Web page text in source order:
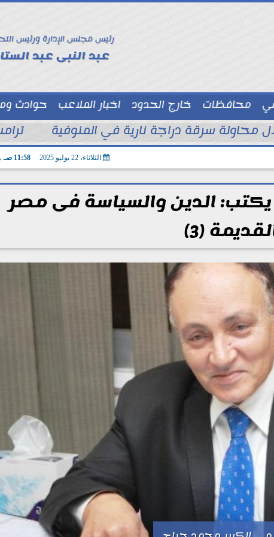
رئيس مجلس الإدارة ورئيس
عبد النبى عبد
محافظات خارج الحدود اخبار الملاعب حوادث
توك شو
الثلاثاء، 22 يوليو 2025 11:58 صـ
الدين والسياسة فى مصر
(3)